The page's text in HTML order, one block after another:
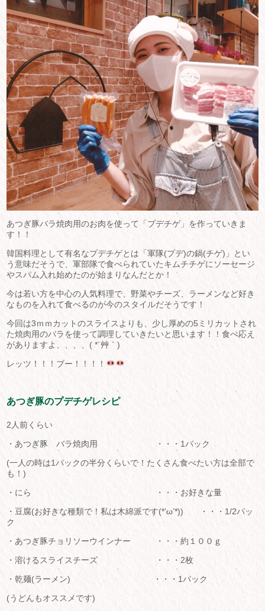
あつぎ豚バラ焼肉用のお肉を使って「プデチゲ」を作っていきま
す！！
韓国料理として有名なプデチゲとは「軍隊(プデ)の鍋(チゲ)」とい
う意味だそうで、軍部隊で食べられていたキムチチゲにソーセージ
やスパム入れ始めたのが始まりなんだとか！
今は若い方を中心の人気料理で、野菜やチーズ、ラーメンなど好き
なものを入れて食べるのが今のスタイルだそうです！
今回は3ｍｍカットのスライスよりも、少し厚めの5ミリカットされ
た焼肉用のバラを使って調理していきたいと思います！！食べ応え
がありますよ、、、、( *´艸｀)
レッツ！！！ブー！！！！
あつぎ豚のプデチゲレシピ
2人前くらい
・あつぎ豚 バラ焼肉用 ・・・1パック
(一人の時は1パックの半分くらいで！たくさん食べたい方は全部で
も！)
・にら ・・・お好きな量
・豆腐(お好きな種類で！私は木綿派です(*’ω’*)) ・・・1/2パッ
ク
・あつぎ豚チョリソーウインナー ・・・約１００ｇ
・溶けるスライスチーズ ・・・2枚
・乾麺(ラーメン) ・・・1パック
(うどんもオススメです)